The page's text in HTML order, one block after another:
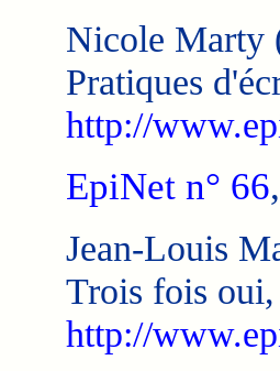
Nicole Marty
Pratiques
http://
EpiNet n° 66
Jean-Louis
Trois fois
http://